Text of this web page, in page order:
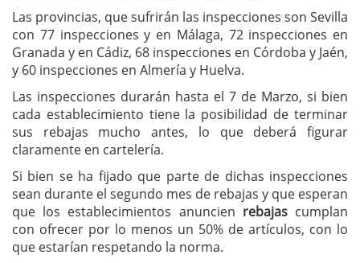
Las provincias, que sufrirán las inspecciones son Sevilla
con 77 inspecciones y en Málaga, 72 inspecciones en
Granada y en Cádiz, 68 inspecciones en Córdoba y Jaén,
y 60 inspecciones en Almería y Huelva.
Las inspecciones durarán hasta el 7 de Marzo, si bien
cada establecimiento tiene la posibilidad de terminar
sus rebajas mucho antes, lo que deberá figurar
claramente en cartelería.
Si bien se ha fijado que parte de dichas inspecciones
sean durante el segundo mes de rebajas y que esperan
que los establecimientos anuncien rebajas cumplan
con ofrecer por lo menos un 50% de artículos, con lo
que estarían respetando la norma.